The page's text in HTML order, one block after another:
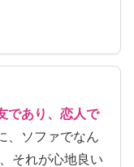
であり、恋人で
、ソファでなん
それが心地良い